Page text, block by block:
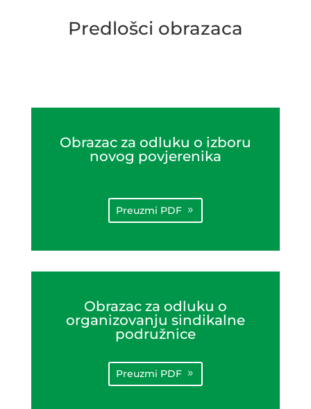
Predlošci obrazaca
Obrazac za odluku o izboru
novog povjerenika
Preuzmi PDF
Obrazac za odluku o
organizovanju sindikalne
podružnice
Preuzmi PDF